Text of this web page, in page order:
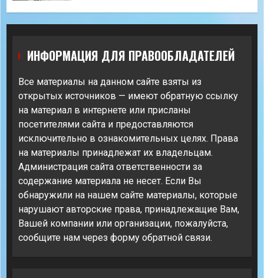
ИНФОРМАЦИЯ ДЛЯ ПРАВООБЛАДАТЕЛЕЙ
Все материалы на данном сайте взяты из
открытых источников — имеют обратную ссылку
на материал в интернете или присланы
посетителями сайта и предоставляются
исключительно в ознакомительных целях. Права
на материалы принадлежат их владельцам.
Администрация сайта ответственности за
содержание материала не несет. Если Вы
обнаружили на нашем сайте материалы, которые
нарушают авторские права, принадлежащие Вам,
Вашей компании или организации, пожалуйста,
сообщите нам через форму обратной связи.